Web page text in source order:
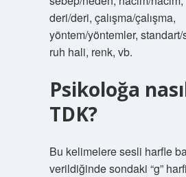
deri/deri, çalışma/çalışma,
yöntem/yöntemler,
ruh hali, renk, vb.
Psikoloğa
TDK?
Bu kelimelere sesli harfle
verildiğinde sondaki “g”